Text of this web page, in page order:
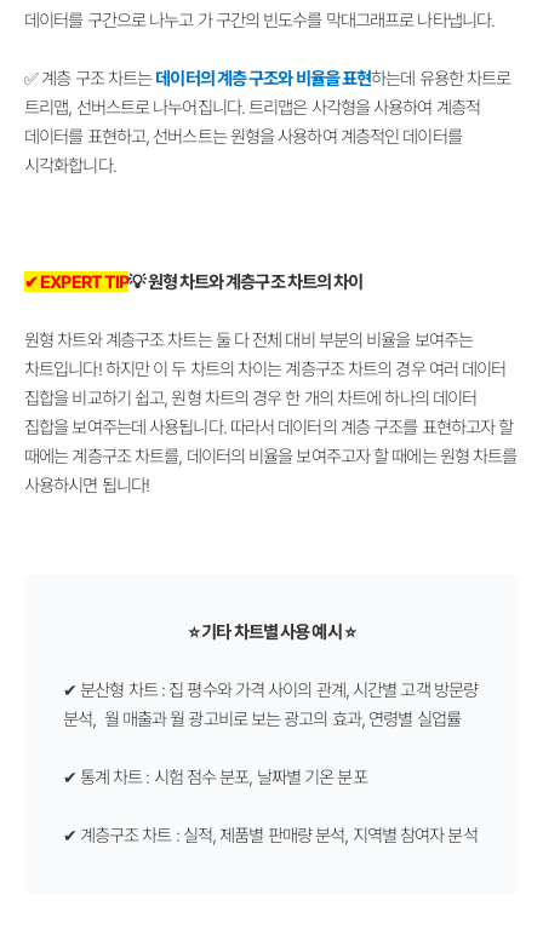
데이터를 구간으로 나누고 가 구간의 빈도수를 막대그래프로 나타냅니다.
✅ 계층 구조 차트는데이터의 계층 구조와 비율을 표현하는데 유용한 차트로
트리맵, 선버스트로 나누어집니다. 트리맵은 사각형을 사용하여 계층적
데이터를 표현하고, 선버스트는 원형을 사용하여 계층적인 데이터를
시각화합니다.
✔ EXPERT TIP💡 원형 차트와 계층구조 차트의 차이
원형 차트와 계층구조 차트는 둘 다 전체 대비 부분의 비율을 보여주는
차트입니다! 하지만 이 두 차트의 차이는 계층구조 차트의 경우 여러 데이터
집합을 비교하기 쉽고, 원형 차트의 경우 한 개의 차트에 하나의 데이터
집합을 보여주는데 사용됩니다. 따라서 데이터의 계층 구조를 표현하고자 할
때에는 계층구조 차트를, 데이터의 비율을 보여주고자 할 때에는 원형 차트를
사용하시면 됩니다!
⭐ 기타 차트별 사용 예시 ⭐
✔ 분산형 차트 : 집 평수와 가격 사이의 관계, 시간별 고객 방문량
분석, 월 매출과 월 광고비로 보는 광고의 효과, 연령별 실업률
✔ 통계 차트 : 시험 점수 분포, 날짜별 기온 분포
✔ 계층구조 차트 : 실적, 제품별 판매량 분석, 지역별 참여자 분석